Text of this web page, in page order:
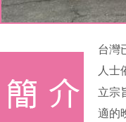
台灣
人士
立宗
適的